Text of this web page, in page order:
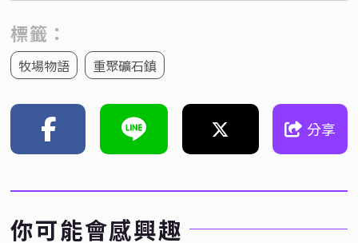
標籤：
牧場物語 重聚礦石鎮
分享
你可能會感興趣